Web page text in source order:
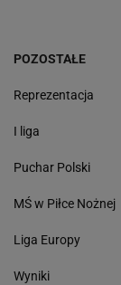
POZOSTAŁE
Reprezentacja
I liga
Puchar Polski
MŚ w Piłce Nożnej
Liga Europy
Wyniki